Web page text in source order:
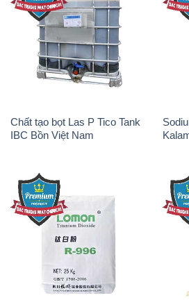
Chất tạo bọt Las P Tico Tank
IBC Bồn Việt Nam
Oxit Titan KA100 – Tio2 Trung